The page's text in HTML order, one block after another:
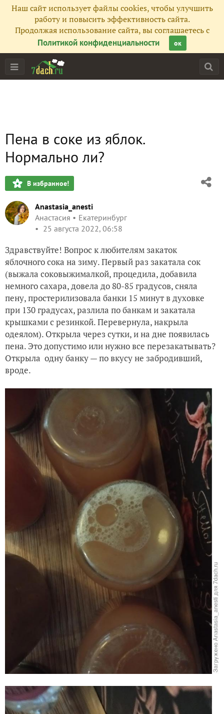
Наш сайт использует файлы cookies, чтобы улучшить
работу и повысить эффективность сайта.
Продолжая использование сайта, вы соглашаетесь с
Политикой конфиденциальности
ок
Пена в соке из яблок.
Нормально ли?
В избранное!
Anastasia_anesti
Анастасия
Екатеринбург
25 августа 2022, 06:58
Здравствуйте! Вопрос к любителям закаток
яблочного сока на зиму. Первый раз закатала сок
(выжала соковыжималкой, процедила, добавила
немного сахара, довела до 80-85 градусов, сняла
пену, простерилизовала банки 15 минут в духовке
при 130 градусах, разлила по банкам и закатала
крышками с резинкой. Перевернула, накрыла
одеялом). Открыла через сутки, и на дне появилась
пена. Это допустимо или нужно все перезакатывать?
Открыла одну банку — по вкусу не забродивший,
вроде.